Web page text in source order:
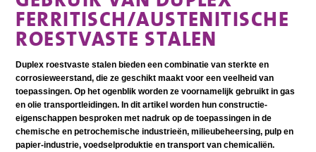
FERRITISCH/AUSTENITISCHE
ROESTVASTE STALEN
Duplex roestvaste stalen bieden een combinatie van sterkte en
corrosieweerstand, die ze geschikt maakt voor een veelheid van
toepassingen. Op het ogenblik worden ze voornamelijk gebruikt in gas
en olie transportleidingen. In dit artikel worden hun constructie-
eigenschappen besproken met nadruk op de toepassingen in de
chemische en petrochemische industrieën, milieubeheersing, pulp en
papier-industrie, voedselproduktie en transport van chemicaliën.